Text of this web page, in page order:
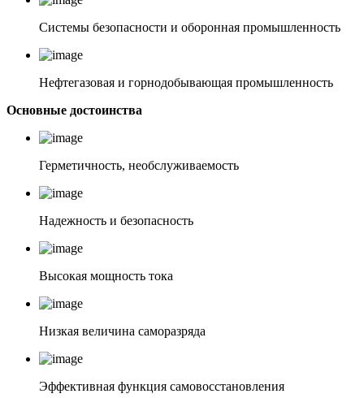
Системы безопасности и оборонная промышленность
Нефтегазовая и горнодобывающая промышленность
Основные достоинства
Герметичность, необслуживаемость
Надежность и безопасность
Высокая мощность тока
Низкая величина саморазряда
Эффективная функция самовосстановления